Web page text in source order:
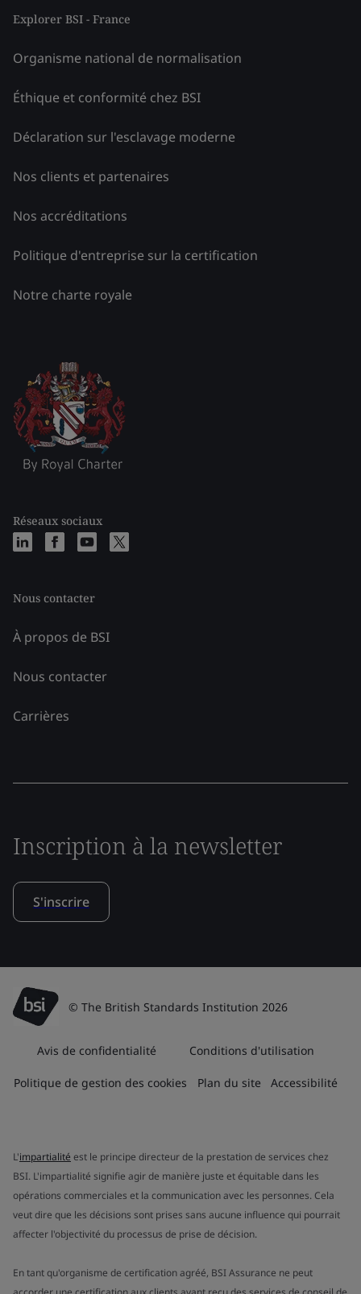
Explorer BSI - France
Organisme national de normalisation
Éthique et conformité chez BSI
Déclaration sur l'esclavage moderne
Nos clients et partenaires
Nos accréditations
Politique d'entreprise sur la certification
Notre charte royale
Réseaux sociaux
Nous contacter
À propos de BSI
Nous contacter
Carrières
Inscription à la newsletter
S'inscrire
© The British Standards Institution 2026
Avis de confidentialité Conditions d'utilisation
Politique de gestion des cookies Plan du site Accessibilité
L'impartialité est le principe directeur de la prestation de services chez
BSI. L'impartialité signifie agir de manière juste et équitable dans les
opérations commerciales et la communication avec les personnes. Cela
veut dire que les décisions sont prises sans aucune influence qui pourrait
affecter l'objectivité du processus de prise de décision.
En tant qu'organisme de certification agréé, BSI Assurance ne peut